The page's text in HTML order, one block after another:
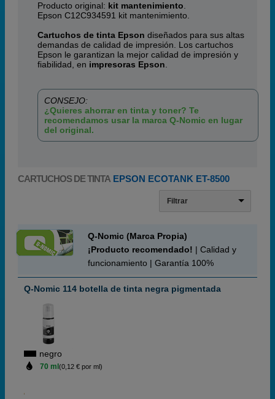
Producto original: kit mantenimiento
Epson C12C934591 kit mantenimiento.
Cartuchos de tinta Epson diseñados para sus altas
demandas de calidad de impresión. Los cartuchos
Epson le garantizan la mejor calidad de impresión y
fiabilidad, en impresoras Epson
CONSEJO:
¿Quieres ahorrar en tinta y toner? Te
recomendamos usar la marca Q-Nomic en lugar
del original.
CARTUCHOS DE TINTA EPSON ECOTANK ET-8500
Filtrar
Q-Nomic (Marca Propia)
¡Producto recomendado! | Calidad y
funcionamiento | Garantía 100%
Q-Nomic 114 botella de tinta negra pigmentada
negro
70 ml (0,12 € por ml)